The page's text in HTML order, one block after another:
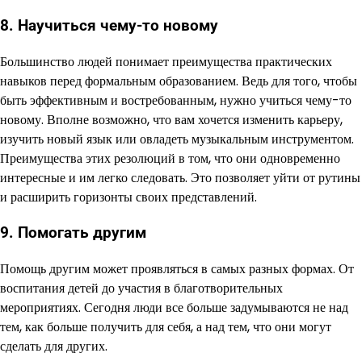
8. Научиться чему-то новому
Большинство людей понимает преимущества практических
навыков перед формальным образованием. Ведь для того, чтобы
быть эффективным и востребованным, нужно учиться чему-то
новому. Вполне возможно, что вам хочется изменить карьеру,
изучить новый язык или овладеть музыкальным инструментом.
Преимущества этих резолюций в том, что они одновременно
интересные и им легко следовать. Это позволяет уйти от рутины
и расширить горизонты своих представлений.
9. Помогать другим
Помощь другим может проявляться в самых разных формах. От
воспитания детей до участия в благотворительных
мероприятиях. Сегодня люди все больше задумываются не над
тем, как больше получить для себя, а над тем, что они могут
сделать для других.